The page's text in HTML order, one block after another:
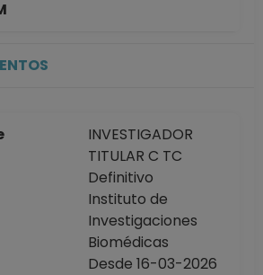
INVESTIGADOR
TITULAR C TC
Definitivo
Instituto de
Investigaciones
Biomédicas
Desde 16-03-2026